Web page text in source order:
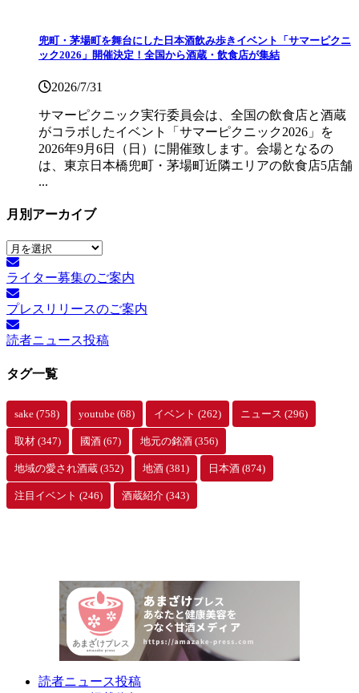
兜町・茅場町を舞台にした日本酒飲み歩きイベント「サマーピクニ
ック2026」開催決定！全国から酒蔵・飲食店が集結
2026/7/31
サマーピクニック実⾏委員会は、全国の飲⾷店と酒蔵
がコラボしたイベント「サマーピクニック2026」を
2026年9月6日（日）に開催致します。会場となるの
は、東京日本橋兜町・茅場町近隣エリアの飲食店5店舗
...
月別アーカイブ
月
別
ア
ー
カ
イ
ブ
ライター募集のご案内
プレスリリースのご案内
読者ニュース投稿
タグ一覧
sake (758) youtube (68) イベント (262) ニュース (296)
取材 (347) 國酒 (67) 地元の銘酒 (356)
地域の愛され酒蔵 (352) 地酒 (381) 日本酒 (874)
注目イベント (246) 酒蔵紹介 (343)
読者ニュース投稿